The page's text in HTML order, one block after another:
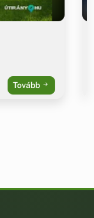
Tovább